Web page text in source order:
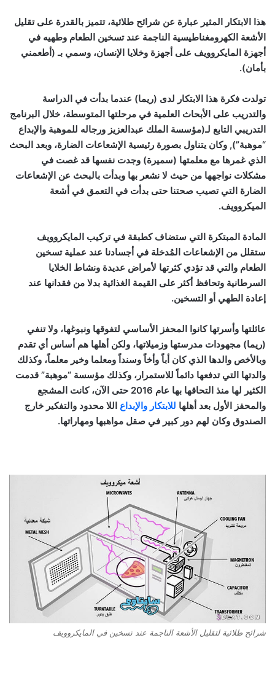
هذا الابتكار المثير عبارة عن شرائح طلائية، تتميز بالقدرة على تقليل
الأشعة الكهرومغناطيسية الناجمة عند تسخين الطعام وطهيه في
أجهزة المايكروويف على أجهزة وخلايا الإنسان، وسمي بـ (أطعمني
بأمان).
تولدت فكرة هذا الابتكار لدى (ريما) عندما بدأت في الدراسة
والتدريب على الأبحاث العلمية في مرحلتها المتوسطة، خلال البرنامج
التدريبي التابع لـ‏(مؤسسة الملك عبدالعزيز ورجاله للموهبة والإبداع
“موهبة”), وكان يتناول بصورة رئيسية الإشعاعات الضارة، وبعد البحث
الذي غمرها مع معلمتها (سميرة) وجدت نفسها قد غصت في
مشكلات نواجهها من حيث لا نشعر بها وبدأت بالبحث عن الإشعاعات
الضارة التي تصيب صحتنا حتى بدأت في التعمق في أشعة
الميكروويف.
المادة المبتكرة التي ستضاف كطبقة في تركيب المايكروويف
ستقلل من الإشعاعات المُدخلة في أجسادنا عند عملية تسخين
الطعام والتي قد تؤدي كثرتها لأمراض عديدة ونشاط الخلايا
السرطانية وتحافظ أكثر على القيمة الغذائية بدلا من فقدانها عند
إعادة الطهي أو التسخين.
عائلتها وأسرتها كانوا المحفز الأساسي لتفوقها ونبوغها، ولا تنفي
(ريما) مجهودات مدرستها وزميلاتها، ولكن أهلها هم أساس أي تقدم
وبالأخص والدها الذي كان أباً وأخاً وسنداً ومعلما وخير معلماً، وكذلك
والدتها التي تدفعها دائماً للاستمرار، وكذلك ‏مؤسسة “موهبة” قدمت
الكثير لها منذ التحاقها بها عام 2016 حتى الآن، كانت المشجع
والمحفز الأول بعد أهلها للابتكار والإبداع اللا محدود والتفكير خارج
الصندوق وكان لهم دور كبير في صقل مواهبها ومهاراتها.
شرائح طلائية لتقليل الأشعة الناجمة عند تسخين في المايكروويف